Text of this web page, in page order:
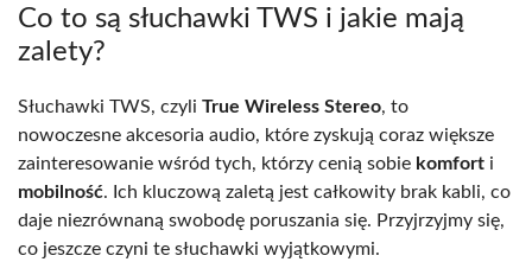
Co to są słuchawki TWS i jakie mają
zalety?
Słuchawki TWS, czyli True Wireless Stereo, to
nowoczesne akcesoria audio, które zyskują coraz większe
zainteresowanie wśród tych, którzy cenią sobie komfort i
mobilność. Ich kluczową zaletą jest całkowity brak kabli, co
daje niezrównaną swobodę poruszania się. Przyjrzyjmy się,
co jeszcze czyni te słuchawki wyjątkowymi.